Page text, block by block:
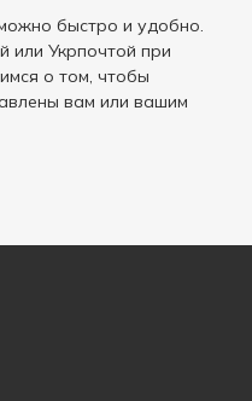
быстро и удобно.
или Укрпочтой при
о том, чтобы
вам или вашим